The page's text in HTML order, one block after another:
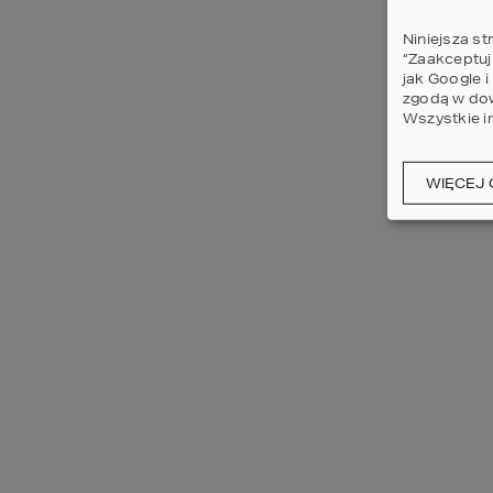
Niniejsza
jak Google
zgodą w
Wszystkie
WIĘCEJ